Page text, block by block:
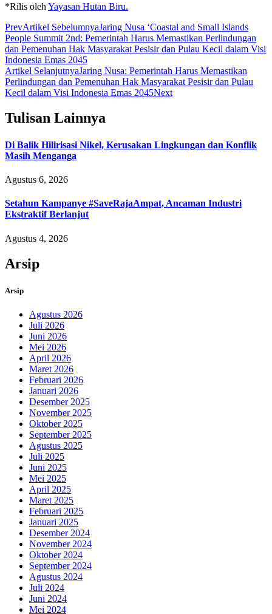
*Rilis oleh Yayasan Hutan Biru.
PrevArtikel SebelumnyaJaring Nusa ‘Coastal and Small Islands
People Summit 2nd: Pemerintah Harus Memastikan Perlindungan
dan Pemenuhan Hak Masyarakat Pesisir dan Pulau Kecil dalam Visi
Indonesia Emas 2045
Artikel SelanjutnyaJaring Nusa: Pemerintah Harus Memastikan
Perlindungan dan Pemenuhan Hak Masyarakat Pesisir dan Pulau
Kecil dalam Visi Indonesia Emas 2045Next
Tulisan Lainnya
Di Balik Hilirisasi Nikel, Kerusakan Lingkungan dan Konflik
Masih Menganga
Agustus 6, 2026
Setahun Kampanye #SaveRajaAmpat, Ancaman Industri
Ekstraktif Berlanjut
Agustus 4, 2026
Arsip
Arsip
Agustus 2026
Juli 2026
Juni 2026
Mei 2026
April 2026
Maret 2026
Februari 2026
Januari 2026
Desember 2025
November 2025
Oktober 2025
September 2025
Agustus 2025
Juli 2025
Juni 2025
Mei 2025
April 2025
Maret 2025
Februari 2025
Januari 2025
Desember 2024
November 2024
Oktober 2024
September 2024
Agustus 2024
Juli 2024
Juni 2024
Mei 2024